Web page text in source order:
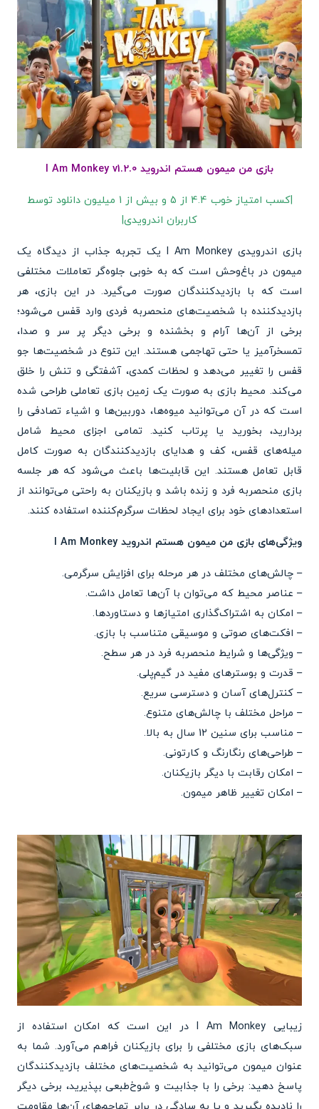
بازی من میمون هستم اندروید I Am Monkey v1.2.0
|کسب امتیاز خوب 4.4 از 5 و بیش از 1 میلیون دانلود توسط
کاربران اندرویدی|
بازی اندرویدی I Am Monkey یک تجربه جذاب از دیدگاه یک
میمون در باغ‌وحش است که به خوبی جلوه‌گر تعاملات مختلفی
است که با بازدیدکنندگان صورت می‌گیرد. در این بازی، هر
بازدیدکننده با شخصیت‌های منحصربه فردی وارد قفس می‌شود؛
برخی از آن‌ها آرام و بخشنده و برخی دیگر پر سر و صدا،
تمسخرآمیز یا حتی تهاجمی هستند. این تنوع در شخصیت‌ها جو
قفس را تغییر می‌دهد و لحظات کمدی، آشفتگی و تنش را خلق
می‌کند. محیط بازی به صورت یک زمین بازی تعاملی طراحی شده
است که در آن می‌توانید میوه‌ها، دوربین‌ها و اشیاء تصادفی را
بردارید، بخورید یا پرتاب کنید. تمامی اجزای محیط شامل
میله‌های قفس، کف و هدایای بازدیدکنندگان به صورت کامل
قابل تعامل هستند. این قابلیت‌ها باعث می‌شود که هر جلسه
بازی منحصربه فرد و زنده باشد و بازیکنان به راحتی می‌توانند از
استعدادهای خود برای ایجاد لحظات سرگرم‌کننده استفاده کنند.
ویژگی‌های بازی من میمون هستم اندروید I Am Monkey
– چالش‌های مختلف در هر مرحله برای افزایش سرگرمی.
– عناصر محیط که می‌توان با آن‌ها تعامل داشت.
– امکان به اشتراک‌گذاری امتیازها و دستاوردها.
– افکت‌های صوتی و موسیقی متناسب با بازی.
– ویژگی‌ها و شرایط منحصربه فرد در هر سطح.
– قدرت و بوسترهای مفید در گیم‌پلی.
– کنترل‌های آسان و دسترسی سریع.
– مراحل مختلف با چالش‌های متنوع.
– مناسب برای سنین 12 سال به بالا.
– طراحی‌های رنگارنگ و کارتونی.
– امکان رقابت با دیگر بازیکنان.
– امکان تغییر ظاهر میمون.
زیبایی I Am Monkey در این است که امکان استفاده از
سبک‌های بازی مختلفی را برای بازیکنان فراهم می‌آورد. شما به
عنوان میمون می‌توانید به شخصیت‌های مختلف بازدیدکنندگان
پاسخ دهید: برخی را با جذابیت و شوخ‌طبعی بپذیرید، برخی دیگر